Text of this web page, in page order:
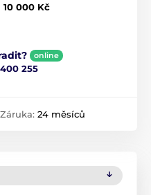
10 000 Kč
online
255
Záruka: 24 měsíců